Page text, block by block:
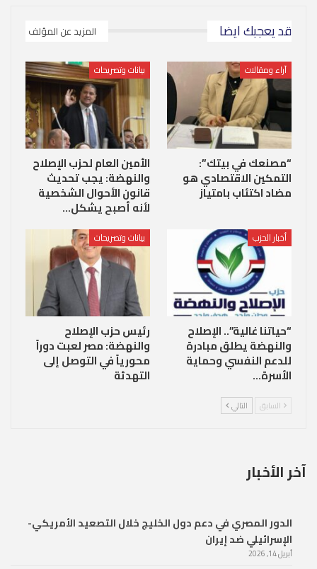
قد يعجبك ايضا المزيد عن المؤلف
آراء ومقالات
“مصنعك في بيتك”:
التمكين الاقتصادي هو
مضاد اكتئاب بامتياز
بيانات وتصريحات
الأمين العام لحزب الإصلاح
والنهضة: يجب تحديث
قانون الأحوال الشخصية
لأنه أصبح يشكل…
أخبار الحزب
“حياتنا غالية”.. الإصلاح
والنهضة يطلق مبادرة
للدعم النفسي وحماية
الأسرة…
بيانات وتصريحات
رئيس حزب الإصلاح
والنهضة: مصر لعبت دوراً
محورياً في التوصل إلى
التهدئة
السابق التالي
آخر الأخبار
الدور المصري في دعم دول الخليج خلال التصعيد الأمريكي-
الإسرائيلي ضد إيران
أبريل 14, 2026